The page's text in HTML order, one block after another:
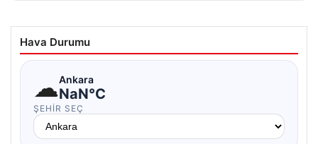
Hava Durumu
☁Ankara
NaN°C
ŞEHIR SEÇ